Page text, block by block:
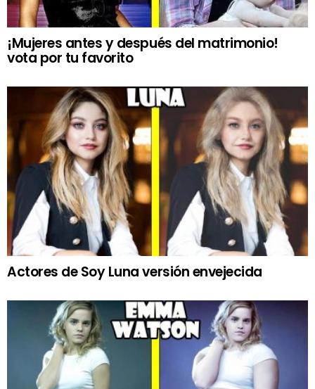
¡Mujeres antes y después del matrimonio!
vota por tu favorito
Actores de Soy Luna versión envejecida